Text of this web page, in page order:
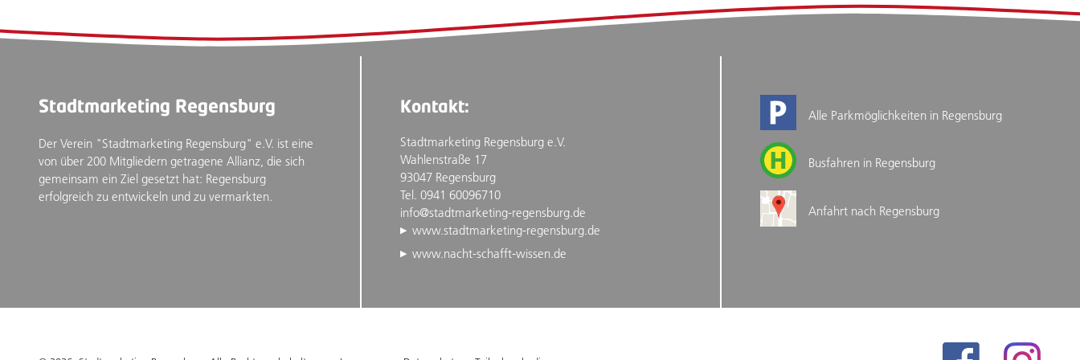
Stadtmarketing Regensburg
Der Verein "Stadtmarketing Regensburg" e.V. ist eine
von über 200 Mitgliedern getragene Allianz, die sich
gemeinsam ein Ziel gesetzt hat: Regensburg
erfolgreich zu entwickeln und zu vermarkten.
Kontakt:
Stadtmarketing Regensburg e.V.
Wahlenstraße 17
93047 Regensburg
Tel. 0941 60096710
info@stadtmarketing-regensburg.de
www.stadtmarketing-regensburg.de
www.nacht-schafft-wissen.de
Alle Parkmöglichkeiten in Regensburg
Busfahren in Regensburg
Anfahrt nach Regensburg